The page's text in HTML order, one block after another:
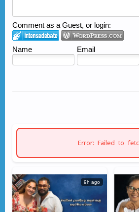
Comment as a Guest, or login:
Name Email
Error: Failed to
9h ago